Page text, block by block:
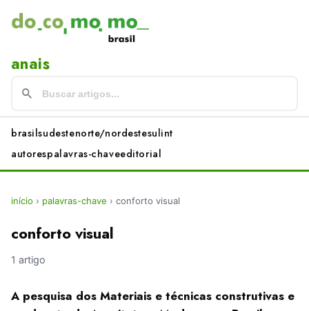
anais
brasilsudestenorte/nordestesulint
autorespalavras-chaveeditorial
início › palavras-chave › conforto visual
conforto visual
1 artigo
A pesquisa dos Materiais e técnicas construtivas e